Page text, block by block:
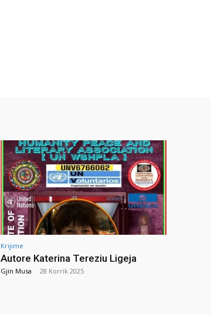
Krijime
Autore Katerina Tereziu Ligeja
Gjin Musa - 28 Korrik 2025